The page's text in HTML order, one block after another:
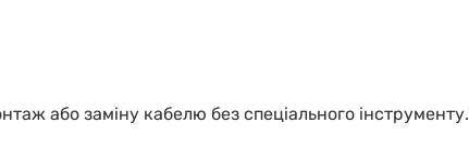
або заміну кабелю без спеціального інструменту.